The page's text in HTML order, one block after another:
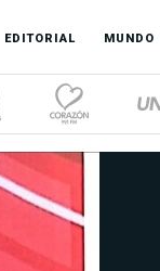
EDITORIAL MUNDO